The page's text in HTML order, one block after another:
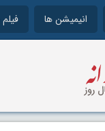
انیمیشن ها